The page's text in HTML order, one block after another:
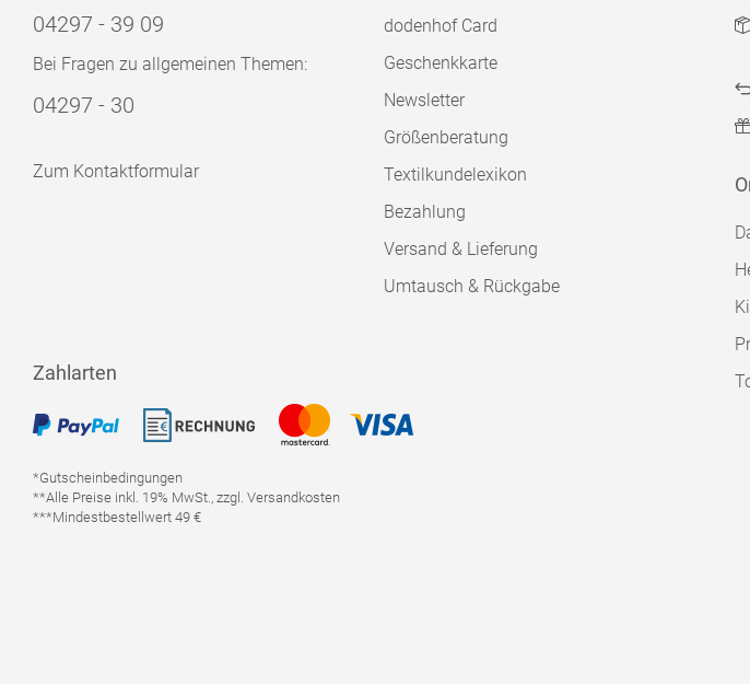
04297 - 39 09
Bei Fragen zu allgemeinen Themen:
04297 - 30
Zum Kontaktformular
dodenhof Card
Geschenkkarte
Newsletter
Größenberatung
Textilkundelexikon
Bezahlung
Versand & Lieferung
Umtausch & Rückgabe
Zahlarten
*Gutscheinbedingungen
**Alle Preise inkl. 19% MwSt., zzgl. Versandkosten
***Mindestbestellwert 49 €